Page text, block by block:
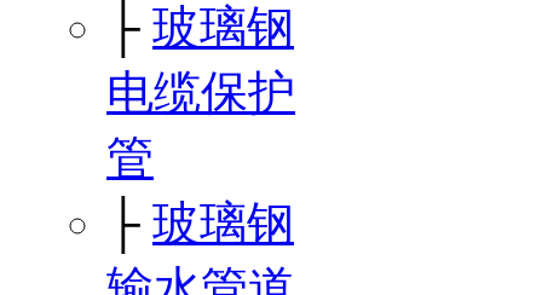
├ 玻璃钢
电缆保护
管
├ 玻璃钢